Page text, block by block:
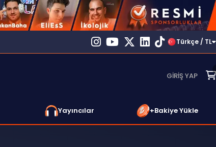
Türkçe / TL
GIRIŞ YAP
Yayıncılar +Bakiye Yükle